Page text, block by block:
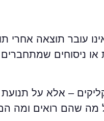
עובר תוצאה אחרי
או ניסוחים
– אלא על
שהם רואים ומה